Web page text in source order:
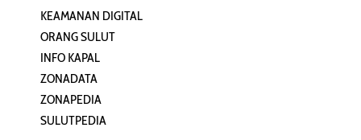
KEAMANAN DIGITAL
ORANG SULUT
INFO KAPAL
ZONADATA
ZONAPEDIA
SULUTPEDIA